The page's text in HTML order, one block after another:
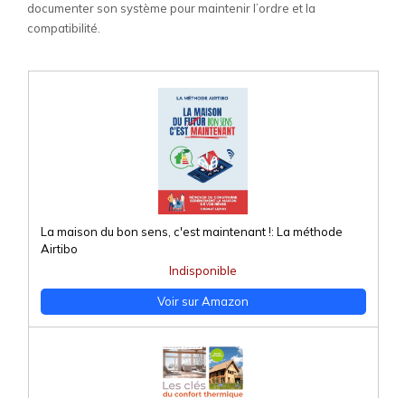
documenter son système pour maintenir l’ordre et la
compatibilité.
La maison du bon sens, c'est maintenant !: La méthode
Airtibo
Indisponible
Voir sur Amazon